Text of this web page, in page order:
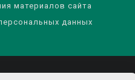
материалов сайта
данных